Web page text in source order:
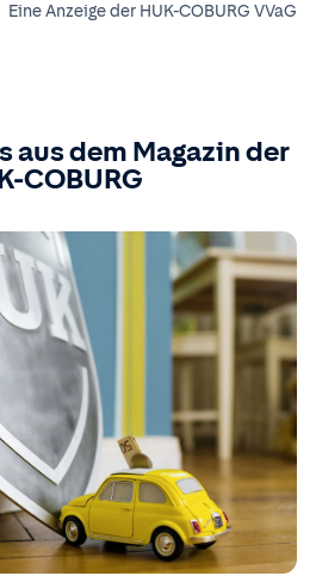
Eine Anzeige der HUK-COBURG VVaG
aus dem Magazin der
COBURG